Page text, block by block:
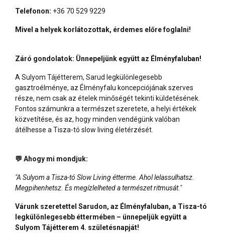
Telefonon: +36 70 529 9229
Mivel a helyek korlátozottak, érdemes előre foglalni!
Záró gondolatok: Ünnepeljünk együtt az Élményfaluban!
A Sulyom Tájétterem, Sarud legkülönlegesebb
gasztroélménye, az Élményfalu koncepciójának szerves
része, nem csak az ételek minőségét tekinti küldetésének.
Fontos számunkra a természet szeretete, a helyi értékek
közvetítése, és az, hogy minden vendégünk valóban
átélhesse a Tisza-tó slow living életérzését.
💬 Ahogy mi mondjuk:
"A Sulyom a Tisza-tó Slow Living étterme. Ahol lelassulhatsz.
Megpihenhetsz. És megízlelheted a természet ritmusát."
Várunk szeretettel Sarudon, az Élményfaluban, a Tisza-tó
legkülönlegesebb éttermében – ünnepeljük együtt a
Sulyom Tájétterem 4. születésnapját!